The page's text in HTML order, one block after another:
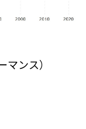
ンス）